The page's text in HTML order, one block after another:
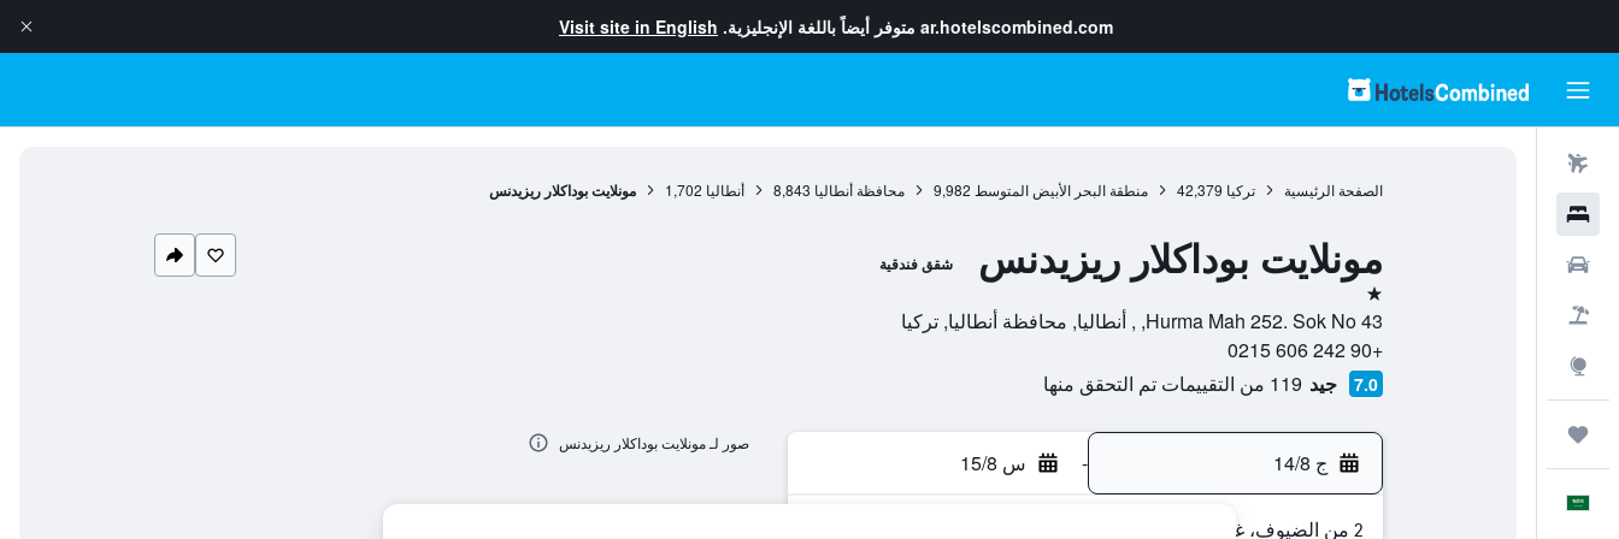
ar.hotelscombined.com متوفر أيضاً باللغة الإنجليزية. Visit site in English
الصفحة الرئيسية تركيا 42,379 منطقة البحر الأبيض المتوسط 9,982 محافظة أنطاليا 8,843 أنطاليا 1,702 مونلايت بوداكلار ريزيدنس
مونلايت بوداكلار ريزيدنس شقق فندقية
نجمة واحدة
Hurma Mah 252. Sok No 43, , أنطاليا, محافظة أنطاليا, تركيا
+90 242 606 0215
7.0 جيد 119 من التقييمات تم التحقق منها
ج 14/8 - س 15/8
2 من الضيوف، غرفة واحدة
صور لـ مونلايت بوداكلار ريزيدنس